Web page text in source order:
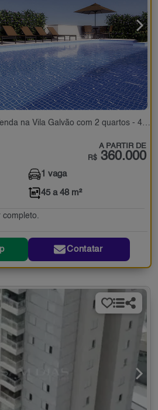
na Vila Galvão com 2 quartos - 45 a 48 m²
A PARTIR DE
R$ 360.000
1 vaga
45 a 48 m²
completo.
Contatar